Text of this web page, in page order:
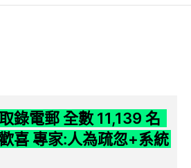
錄電郵 全數 11,139 名
喜 專家:人為疏忽+系統